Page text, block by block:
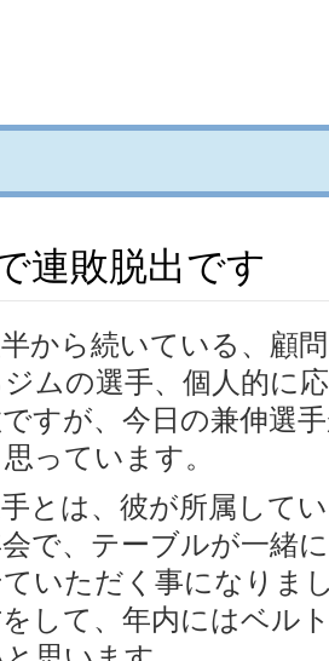
連敗脱出です
から続いている、顧
ムの選手、個人的に
すが、今日の兼伸選
っています。
とは、彼が所属して
で、テーブルが一緒
いただく事になりま
して、年内にはベル